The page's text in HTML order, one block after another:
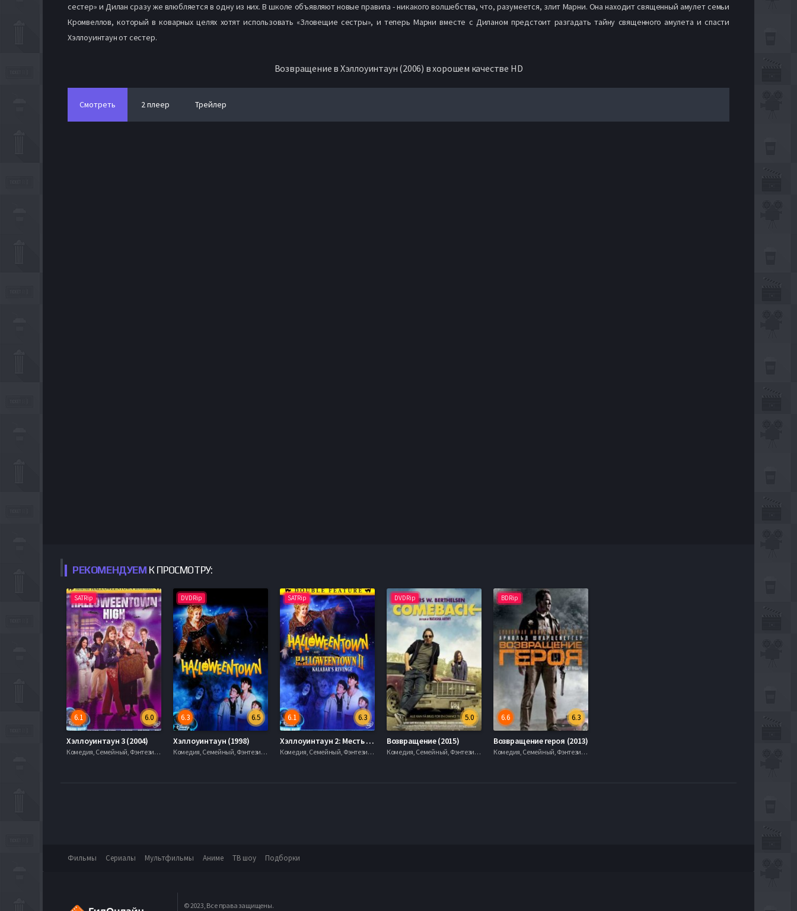
сестер» и Дилан сразу же влюбляется в одну из них. В школе объявляют новые правила - никакого волшебства, что, разумеется, злит Марни. Она находит священный амулет семьи
Кромвеллов, который в коварных целях хотят использовать «Зловещие сестры», и теперь Марни вместе с Диланом предстоит разгадать тайну священного амулета и спасти
Хэллоуинтаун от сестер.
Возвращение в Хэллоуинтаун (2006) в хорошем качестве HD
Смотреть 2 плеер Трейлер
РЕКОМЕНДУЕМ К ПРОСМОТРУ:
SATRip
6.0
6.1
Хэллоуинтаун 3 (2004)
Комедия, Семейный, Фэнтези, 2006, 720hd, mobilen
DVDRip
6.5
6.3
Хэллоуинтаун (1998)
Комедия, Семейный, Фэнтези, 2006, 720hd, mobilen
SATRip
6.3
6.1
Хэллоуинтаун 2: Месть Калабара (2001)
Комедия, Семейный, Фэнтези, 2006, 720hd, mobilen
DVDRip
5.0
Возвращение (2015)
Комедия, Семейный, Фэнтези, 2006, 720hd, mobilen
BDRip
6.3
6.6
Возвращение героя (2013)
Комедия, Семейный, Фэнтези, 2006, 720hd, mobilen
Фильмы Сериалы Мультфильмы Аниме ТВ шоу Подборки
© 2023, Все права защищены.